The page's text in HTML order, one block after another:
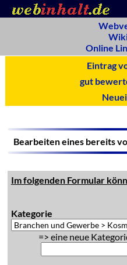
Online
Eintrag
gut
Bearbeiten eines bereits
Im folgenden Formular
Kategorie
=> eine neue